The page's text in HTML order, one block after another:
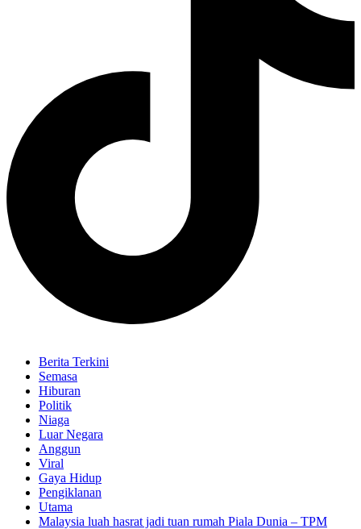
Berita Terkini
Semasa
Hiburan
Politik
Niaga
Luar Negara
Anggun
Viral
Gaya Hidup
Pengiklanan
Utama
Malaysia luah hasrat jadi tuan rumah Piala Dunia – TPM